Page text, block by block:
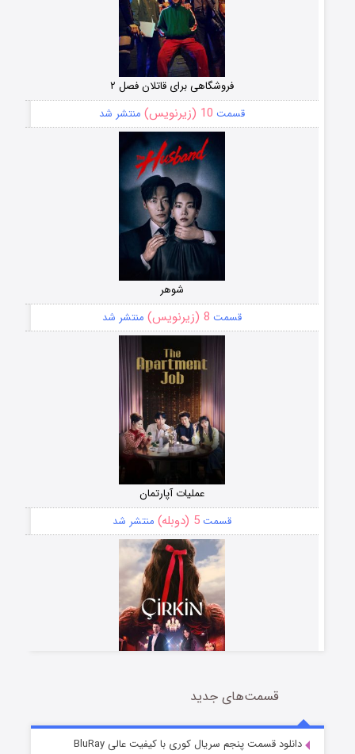
فروشگاهی برای قاتلان فصل ۲
قسمت 10 (زیرنویس) منتشر شد
شوهر
قسمت 8 (زیرنویس) منتشر شد
عملیات آپارتمان
قسمت5 (دوبله) منتشر شد
سریال زشت
قسمت2 (زیرنویس) منتشر شد
قسمت‌های جدید
دانلود قسمت پنجم سریال کوری با کیفیت عالی BluRay